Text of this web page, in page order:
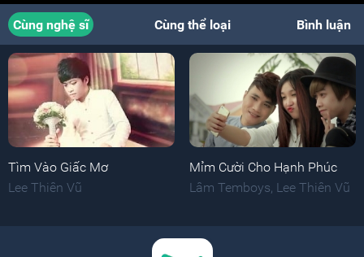
Cùng nghệ sĩ Cùng thể loại Bình luận
Tìm Vào Giấc Mơ
Lee Thiên Vũ
Mỉm Cười Cho Hạnh Phúc
Lâm Temboys Lee Thiên Vũ